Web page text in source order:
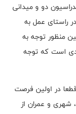
دو و میدانی
راستای عمل به
منظور توجه به‌
است که توجه
در اولین فرصت
شهری و عمران از